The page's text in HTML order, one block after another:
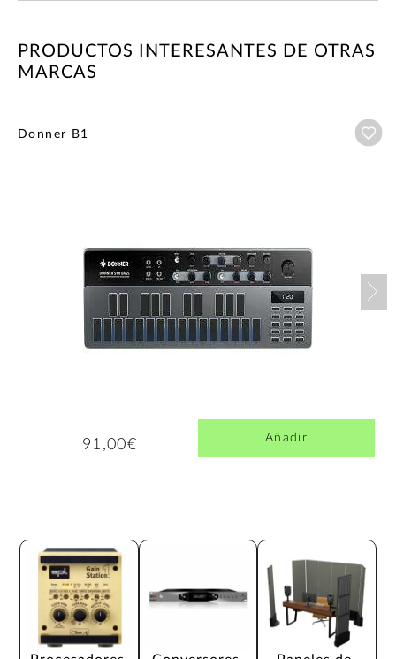
PRODUCTOS INTERESANTES DE OTRAS
MARCAS
Donner B1
91,00€ Añadir